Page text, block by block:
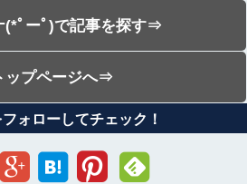
(*ﾟーﾟ)で記事を探す⇒
ップページへ⇒
ォローしてチェック！